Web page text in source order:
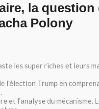
la question
Polony
les super riches et leurs
l'élection Trump en
et l'analyse du mécanisme.